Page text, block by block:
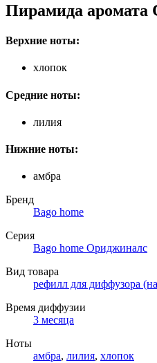
Пирамида аромата
Верхние ноты:
хлопок
Средние ноты:
лилия
Нижние ноты:
амбра
Бренд
Bago home
Серия
Bago home Ориджиналс
Вид товара
рефилл для диффузора
Время диффузии
3 месяца
Ноты
амбра, лилия, хлопок